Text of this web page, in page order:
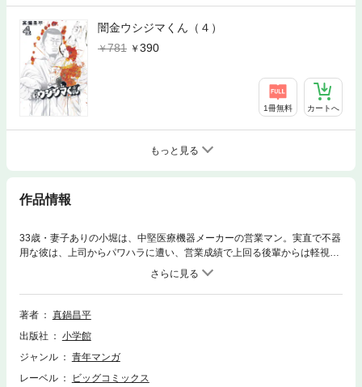
闇金ウシジマくん（４）
781
390
1冊無料 カートへ
もっと見る
作品情報
33歳・妻子ありの小堀は、中堅医療機器メーカーの営業マン。実直で不器
用な彼は、上司からパワハラに遭い、営業成績で上回る後輩からは軽視さ
れる日々。連日の残業と帰って寝るだけの日々に疲れ果てていたが、子供
の笑顔を支えになんとか頑張っていた。一方、そんな小堀が唯一本音を言
い合える同期・板橋には、丑嶋からの借金があり…
著者
真鍋昌平
出版社
小学館
ジャンル
青年マンガ
レーベル
ビッグコミックス